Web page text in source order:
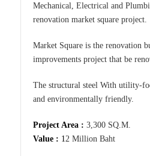
Mechanical, Electrical and
renovation market square project.
Market Square is the renovation
improvements project that be
The structural steel With utility-
and environmentally friendly.
Project Area : 3,300 SQ.M.
Value : 1 2 Million Baht